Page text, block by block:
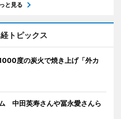
と見る
トピックス
度の炭火で焼き上げ「外カ
中田英寿さんや冨永愛さんら